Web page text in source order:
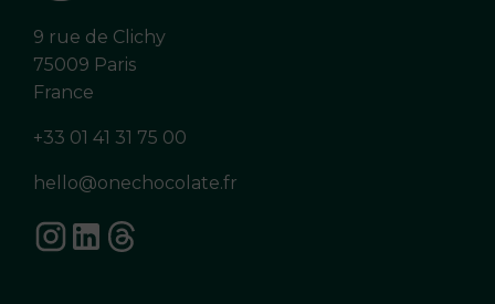
9 rue de Clichy
75009 Paris
France
+33 01 41 31 75 00
hello@onechocolate.fr